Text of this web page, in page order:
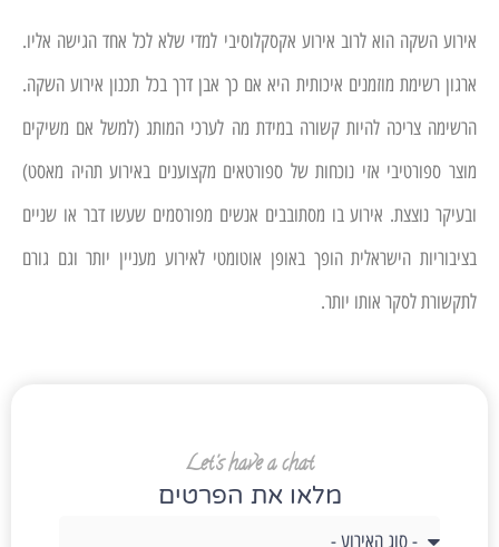
Let's have a chat
מלאו את הפרטים
אירוע השקה הוא לרוב אירוע אקסקלוסיבי למדי שלא לכל אחד הגישה אליו.
ארגון רשימת מוזמנים איכותית היא אם כך אבן דרך בכל תכנון אירוע השקה.
הרשימה צריכה להיות קשורה במידת מה לערכי המותג (למשל אם משיקים
מוצר ספורטיבי אזי נוכחות של ספורטאים מקצוענים באירוע תהיה מאסט)
ובעיקר נוצצת. אירוע בו מסתובבים אנשים מפורסמים שעשו דבר או שניים
בציבוריות הישראלית הופך באופן אוטומטי לאירוע מעניין יותר וגם גורם
לתקשורת לסקר אותו יותר.